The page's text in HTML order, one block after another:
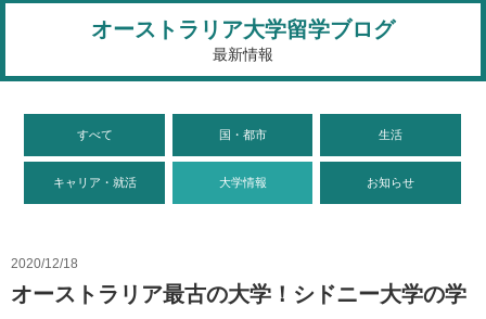
オーストラリア大学留学ブログ
最新情報
すべて 国・都市 生活
キャリア・就活 大学情報 お知らせ
2020/12/18
オーストラリア最古の大学！シドニー大学の学